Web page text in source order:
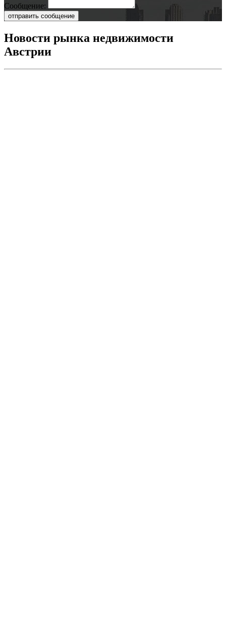
Сообщение:
отправить сообщение
Новости рынка недвижимости
Австрии